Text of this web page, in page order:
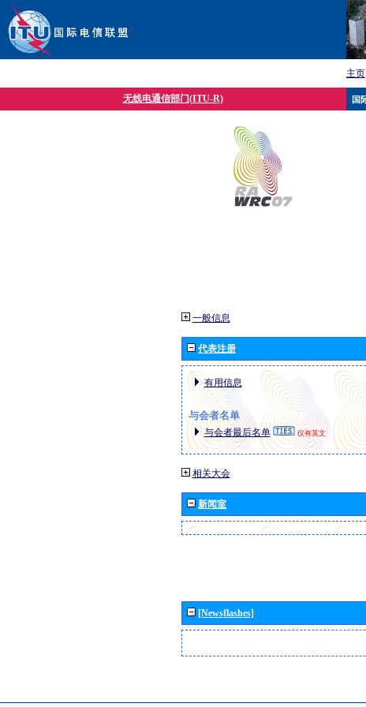
主页
无线电通信部门(ITU-R)
一般信息
代表注册
有用信息
与会者名单
与会者最后名单 仅有英文
相关大会
新闻室
[Newsflashes]
国